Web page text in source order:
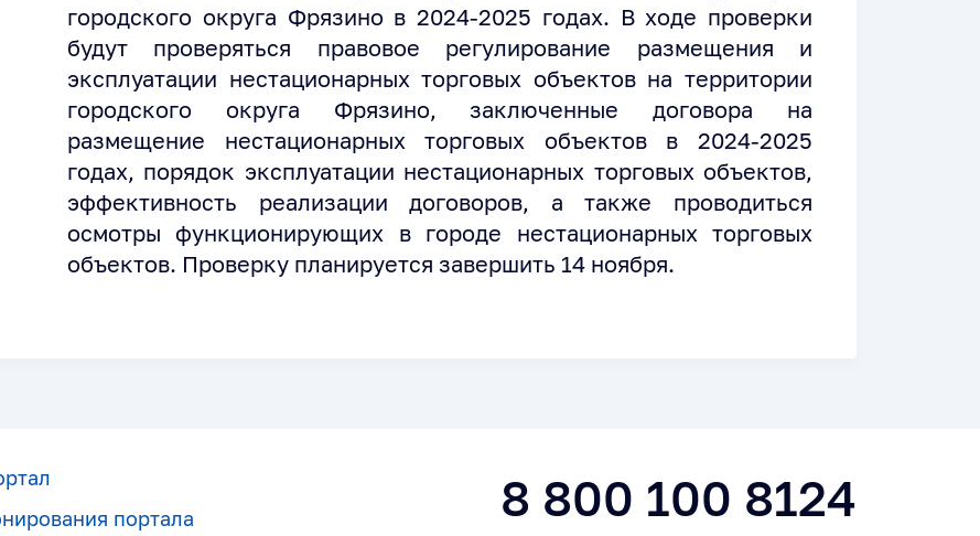
городского округа Фрязино в 2024-2025 годах. В ходе проверки
будут проверяться правовое регулирование размещения и
эксплуатации нестацио­нарных торговых объектов на территории
городского округа Фрязино, заключенные договора на
размещение нестацио­нарных торговых объектов в 2024-2025
годах, порядок эксплуатации нестационарных торговых объектов,
эффективность реализации договоров, а также проводиться
осмотры функционирующих в городе нестацио­нарных торговых
объектов. Проверку планируется завершить 14 ноября.
портала
8 800 100 8124